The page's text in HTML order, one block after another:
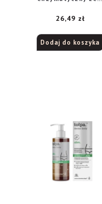
prysznic, 300 ml
26,49 zł
Dodaj do koszyka